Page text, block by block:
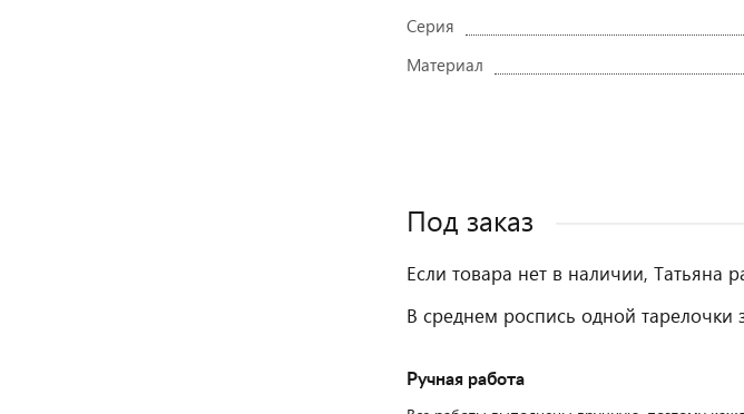
Серия
Материал
Под заказ
Если товара нет в наличии, Татьяна
В среднем роспись одной тарелочки
Ручная работа